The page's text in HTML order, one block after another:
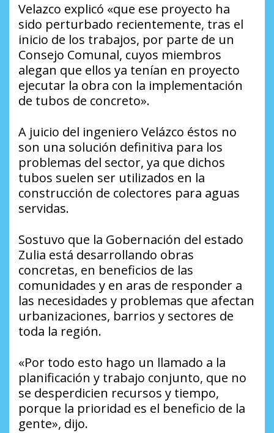
Velazco explicó «que ese proyecto ha
sido perturbado recientemente, tras el
inicio de los trabajos, por parte de un
Consejo Comunal, cuyos miembros
alegan que ellos ya tenían en proyecto
ejecutar la obra con la implementación
de tubos de concreto».
A juicio del ingeniero Velázco éstos no
son una solución definitiva para los
problemas del sector, ya que dichos
tubos suelen ser utilizados en la
construcción de colectores para aguas
servidas.
Sostuvo que la Gobernación del estado
Zulia está desarrollando obras
concretas, en beneficios de las
comunidades y en aras de responder a
las necesidades y problemas que afectan
urbanizaciones, barrios y sectores de
toda la región.
«Por todo esto hago un llamado a la
planificación y trabajo conjunto, que no
se desperdicien recursos y tiempo,
porque la prioridad es el beneficio de la
gente», dijo.